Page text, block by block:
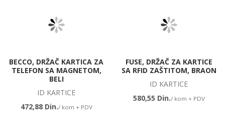
BECCO, DRŽAČ KARTICA ZA
TELEFON SA MAGNETOM,
BELI
ID KARTICE
472,88 Din./ kom + PDV
FUSE, DRŽAČ ZA KARTICE
SA RFID ZAŠTITOM, BRAON
ID KARTICE
580,55 Din./ kom + PDV